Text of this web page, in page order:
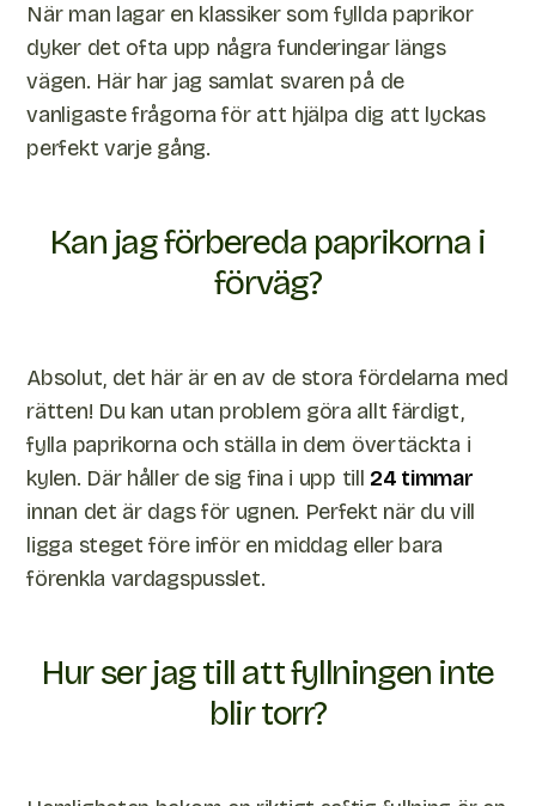
När man lagar en klassiker som fyllda paprikor
dyker det ofta upp några funderingar längs
vägen. Här har jag samlat svaren på de
vanligaste frågorna för att hjälpa dig att lyckas
perfekt varje gång.
Kan jag förbereda paprikorna i
förväg?
Absolut, det här är en av de stora fördelarna med
rätten! Du kan utan problem göra allt färdigt,
fylla paprikorna och ställa in dem övertäckta i
kylen. Där håller de sig fina i upp till 24 timmar
innan det är dags för ugnen. Perfekt när du vill
ligga steget före inför en middag eller bara
förenkla vardagspusslet.
Hur ser jag till att fyllningen inte
blir torr?